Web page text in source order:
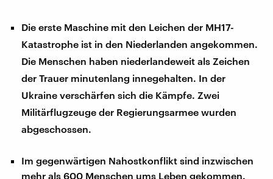
Die erste Maschine mit den Leichen der MH17-
Katastrophe ist in den Niederlanden angekommen.
Die Menschen haben niederlandeweit als Zeichen
der Trauer minutenlang innegehalten. In der
Ukraine verschärfen sich die Kämpfe. Zwei
Militärflugzeuge der Regierungsarmee wurden
abgeschossen.
Im gegenwärtigen Nahostkonflikt sind inzwischen
mehr als 600 Menschen ums Leben gekommen.